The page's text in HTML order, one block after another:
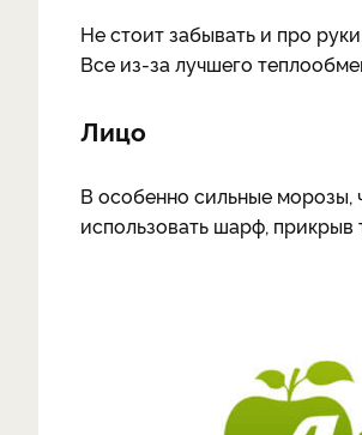
Не стоит забывать и про
Все из-за лучшего
Лицо
В особенно сильные морозы,
использовать шарф,